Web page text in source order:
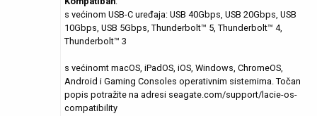
s većinom USB-C uređaja: USB 40Gbps, USB 20Gbps, USB
10Gbps, USB 5Gbps, Thunderbolt™ 5, Thunderbolt™ 4,
Thunderbolt™ 3
s većinomt macOS, iPadOS, iOS, Windows, ChromeOS,
Android i Gaming Consoles operativnim sistemima. Točan
popis potražite na adresi seagate.com/support/lacie-os-
compatibility